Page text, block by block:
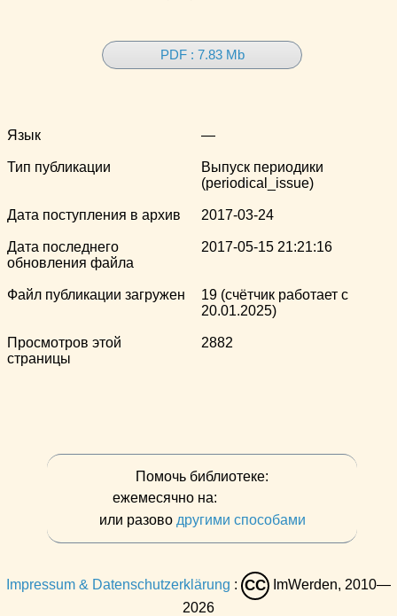
PDF : 7.83 Mb
Язык —
Тип публикации
Выпуск периодики
(periodical_issue)
Дата поступления в архив 2017-03-24
Дата последнего
обновления файла
2017-05-15 21:21:16
Файл публикации загружен
19 (счётчик работает с
20.01.2025)
Просмотров этой
страницы
2882
Помочь библиотеке:
ежемесячно на:
или разово другими способами
Impressum & Datenschutzerklärung : CC
ImWerden, 2010—
2026